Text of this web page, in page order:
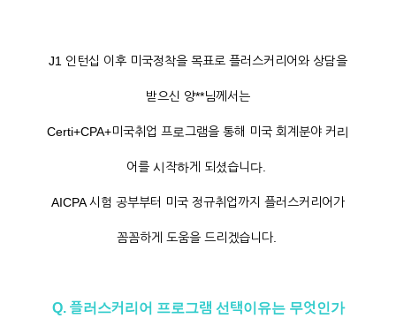
J1 인턴십 이후 미국정착을 목표로 플러스커리어와 상담을
받으신 양**님께서는
Certi+CPA+미국취업 프로그램을 통해 미국 회계분야 커리
어를 시작하게 되셨습니다.
AICPA 시험 공부부터 미국 정규취업까지 플러스커리어가
꼼꼼하게 도움을 드리겠습니다.
Q. 플러스커리어 프로그램 선택이유는 무엇인가